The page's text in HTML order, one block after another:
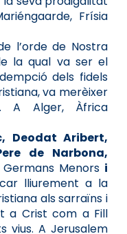
Frísia
l’orde de Nostra
la qual va ser el
dels fidels
va merèixer
A Alger, Àfrica
Deodat Aribert,
de Narbona,
Menors i
lliurement a la
als sarraïns i
a Crist com a Fill
vius. A Jerusalem